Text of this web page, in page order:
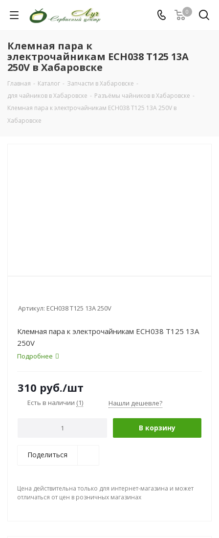
0
Клемная пара к
электрочайникам ECH038 Т125 13A
250V в Хабаровске
Главная - Каталог - Запчасти в Хабаровске -
для чайников в Хабаровске - Разъёмы чайников в Хабаровске -
Клемная пара к электрочайникам ECH038 Т125 13A 250V в
Хабаровске
Артикул: ECH038 Т125 13A 250V
Клемная пара к электрочайникам ECH038 Т125 13A
250V
Подробнее
310 руб./шт
Есть в наличии (1) Нашли дешевле?
В корзину
Поделиться
Цена действительна только для интернет-магазина и может
отличаться от цен в розничных магазинах